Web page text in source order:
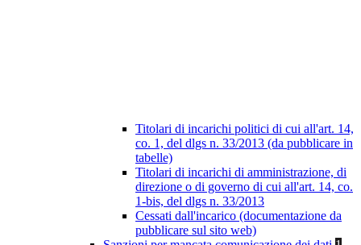
Titolari di incarichi politici di cui all'art. 14,
co. 1, del dlgs n. 33/2013 (da pubblicare in
tabelle)
Titolari di incarichi di amministrazione, di
direzione o di governo di cui all'art. 14, co.
1-bis, del dlgs n. 33/2013
Cessati dall'incarico (documentazione da
pubblicare sul sito web)